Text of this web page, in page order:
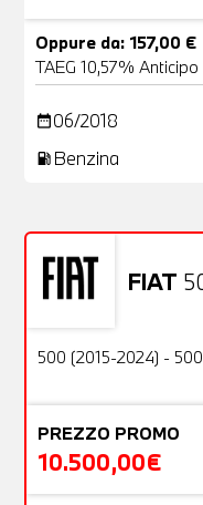
Oppure da: 157,00 €
TAEG 10,57%
date_range06/2018
local_gas_station Benzina
FIAT
Usato
500 (2015-2024) -
PREZZO PROMO
10.500,00€